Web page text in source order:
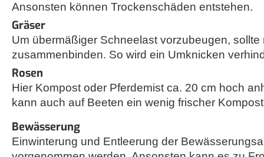
Ansonsten können Trockenschäden entstehen.
Gräser
Um übermäßiger Schneelast vorzubeugen, sollte
zusammenbinden. So wird ein Umknicken
Rosen
Hier Kompost oder Pferdemist ca. 20 cm hoch
kann auch auf Beeten ein wenig frischer
Bewässerung
Einwinterung und Entleerung der